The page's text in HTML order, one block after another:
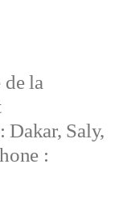
de la
Dakar, Saly,
: